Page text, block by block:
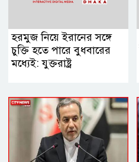
হরমুজ নিয়ে ইরানের সঙ্গে
চুক্তি হতে পারে বুধবারের
মধ্যেই: যুক্তরাষ্ট্র